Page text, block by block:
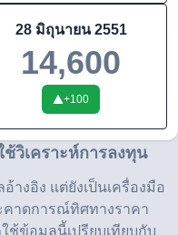
28 มิถุนายน 2551
14,600
+100
วิเคราะห์การลงทุน
างอิง แต่ยังเป็นเครื่องมือ
าดการณ์ทิศทางราคา
ช้ข้อมูลนี้เปรียบเทียบกับ